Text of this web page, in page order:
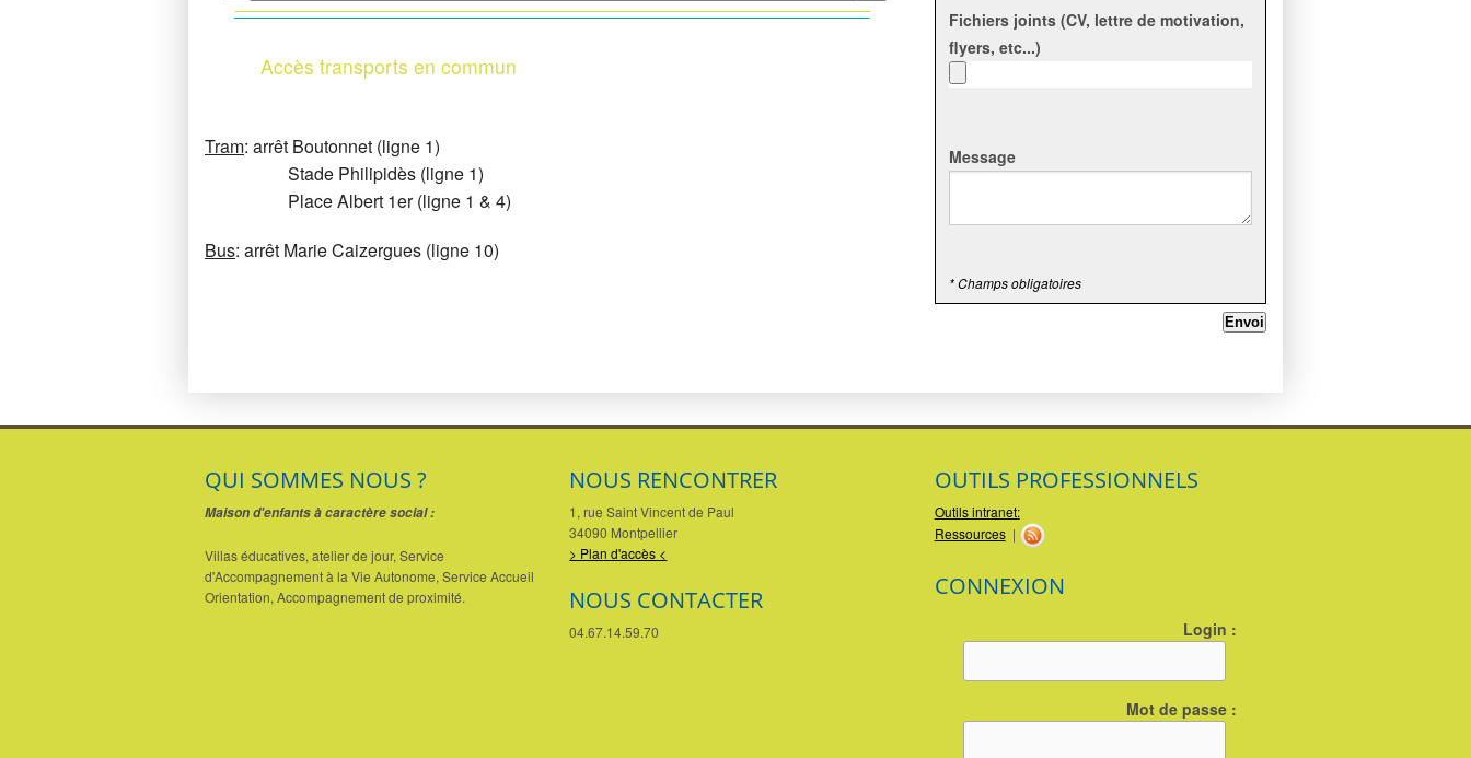
Accès transports en commun
Tram: arrêt Boutonnet (ligne 1)
Stade Philipidès (ligne 1)
Place Albert 1er (ligne 1 & 4)
Bus: arrêt Marie Caizergues (ligne 10)
Fichiers joints (CV, lettre de motivation,
flyers, etc...)
Message
* Champs obligatoires
QUI SOMMES NOUS ?
Maison d'enfants à caractère social :
Villas éducatives, atelier de jour, Service
d'Accompagnement à la Vie Autonome, Service Accueil
Orientation, Accompagnement de proximité.
NOUS RENCONTRER
1, rue Saint Vincent de Paul
34090 Montpellier
> Plan d'accès <
NOUS CONTACTER
04.67.14.59.70
OUTILS PROFESSIONNELS
Outils intranet:
Ressources|
CONNEXION
Login :
Mot de passe :